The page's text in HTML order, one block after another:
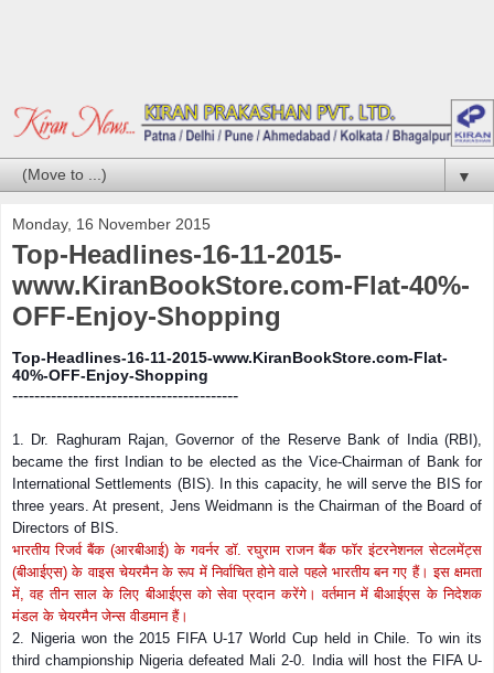
▼
Monday, 16 November 2015
Top-Headlines-16-11-2015-
www.KiranBookStore.com-Flat-40%-
OFF-Enjoy-Shopping
Top-Headlines-16-11-2015-www.KiranBookStore.com-Flat-
40%-OFF-Enjoy-Shopping
-----------------------------------------
1. Dr. Raghuram Rajan, Governor of the Reserve Bank of India (RBI),
became the first Indian to be elected as the Vice-Chairman of Bank for
International Settlements (BIS). In this capacity, he will serve the BIS for
three years. At present, Jens Weidmann is the Chairman of the Board of
Directors of BIS.
भारतीय रिजर्व बैंक (आरबीआई) के गवर्नर डॉ. रघुराम राजन बैंक फॉर इंटरनेशनल सेटलमेंट्स
(बीआईएस) के वाइस चेयरमैन के रूप में निर्वाचित होने वाले पहले भारतीय बन गए हैं। इस क्षमता
में,वह तीन साल के लिए बीआईएस को सेवा प्रदान करेंगे। वर्तमान में बीआईएस के निदेशक
मंडल के चेयरमैन जेन्स वीडमान हैं।
2. Nigeria won the 2015 FIFA U-17 World Cup held in Chile. To win its
third championship Nigeria defeated Mali 2-0. India will host the FIFA U-